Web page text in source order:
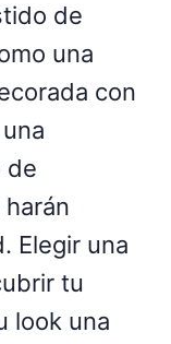
de
una
con
de
Elegir una
tu
look una